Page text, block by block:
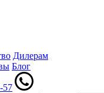
Дилерам
Блог
57